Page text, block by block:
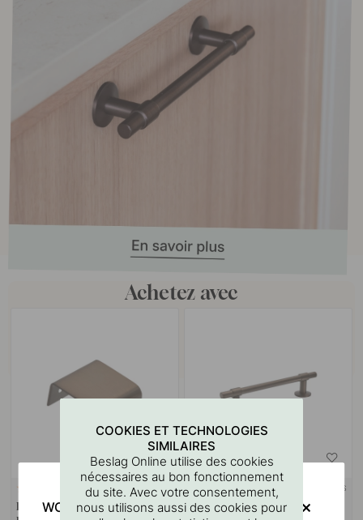
Achetez avec
+ LONGUEURS
Poignée Profilée Lip - Laiton
+ COULEURS
Poignée Uniform - 128mm -
COOKIES ET TECHNOLOGIES
SIMILAIRES
Beslag Online utilise des cookies
nécessaires au bon fonctionnement
du site. Avec votre consentement,
nous utilisons aussi des cookies pour
WOULD YOU RATHER VISIT?